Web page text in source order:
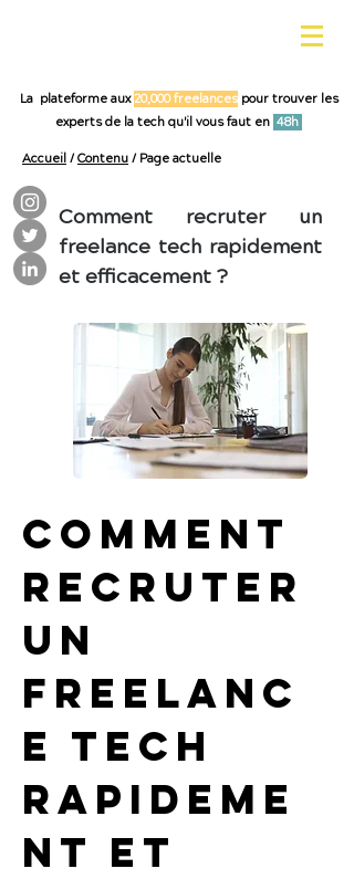
La plateforme aux20,000 freelancespour trouver les
experts de la tech qu'il vous faut en 48h
Accueil / Contenu / Page actuelle
Comment recruter un
freelance tech rapidement
et efficacement ?
Comment
recruter
un
freelanc
e tech
rapideme
nt et